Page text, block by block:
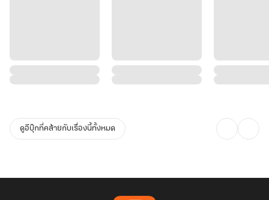
ดูอีบุ๊กที่คล้ายกับเรื่องนี้ทั้งหมด